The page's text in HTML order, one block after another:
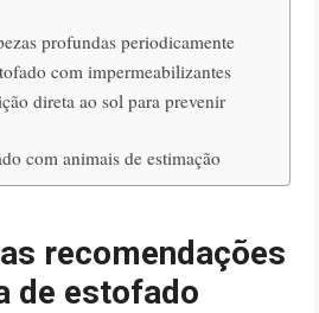
profundas periodicamente
com impermeabilizantes
direta ao sol para prevenir
com animais de estimação
recomendações
de estofado